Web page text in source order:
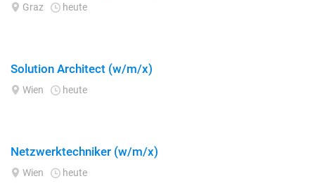
Graz heute
Solution Architect (w/m/x)
Wien heute
Netzwerktechniker (w/m/x)
Wien heute